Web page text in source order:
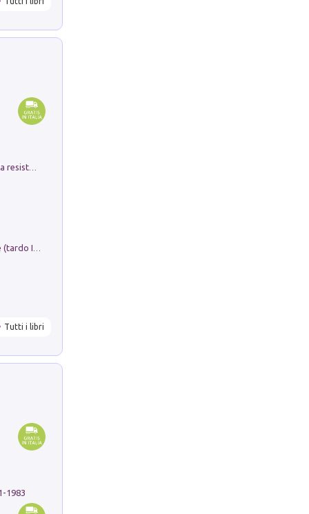
Memorial Santa Giulia. Sculture per la resistenza Monchio di Palagano
Tutti i libri
1983